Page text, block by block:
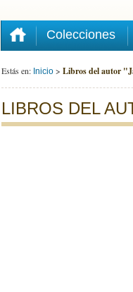
Colecciones
Estás en: Inicio > Libros del autor
LIBROS DEL